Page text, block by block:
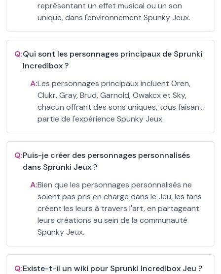
représentant un effet musical ou un son
unique, dans l'environnement Spunky Jeux.
Q:Qui sont les personnages principaux de Sprunki
Incredibox ?
A:Les personnages principaux incluent Oren,
Clukr, Gray, Brud, Garnold, Owakcx et Sky,
chacun offrant des sons uniques, tous faisant
partie de l'expérience Spunky Jeux.
Q:Puis-je créer des personnages personnalisés
dans Sprunki Jeux ?
A:Bien que les personnages personnalisés ne
soient pas pris en charge dans le Jeu, les fans
créent les leurs à travers l'art, en partageant
leurs créations au sein de la communauté
Spunky Jeux.
Q:Existe-t-il un wiki pour Sprunki Incredibox Jeu ?